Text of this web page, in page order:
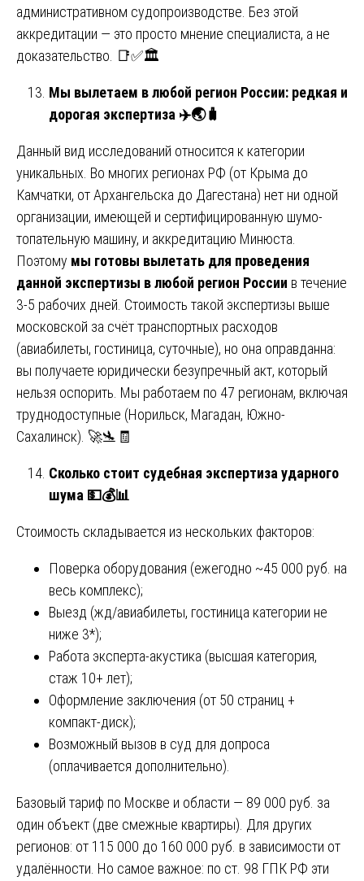
административном судопроизводстве. Без этой
аккредитации — это просто мнение специалиста, а не
доказательство. 📑✅🏛️
Мы вылетаем в любой регион России: редкая и
дорогая экспертиза ✈️🌏🧳
Данный вид исследований относится к категории
уникальных. Во многих регионах РФ (от Крыма до
Камчатки, от Архангельска до Дагестана) нет ни одной
организации, имеющей и сертифицированную шумо-
топательную машину, и аккредитацию Минюста.
Поэтому мы готовы вылетать для проведения
данной экспертизы в любой регион России в течение
3-5 рабочих дней. Стоимость такой экспертизы выше
московской за счёт транспортных расходов
(авиабилеты, гостиница, суточные), но она оправданна:
вы получаете юридически безупречный акт, который
нельзя оспорить. Мы работаем по 47 регионам, включая
труднодоступные (Норильск, Магадан, Южно-
Сахалинск). 🚀🛬🧾
Сколько стоит судебная экспертиза ударного
шума 💵💰📊
Стоимость складывается из нескольких факторов:
Поверка оборудования (ежегодно ~45 000 руб. на
весь комплекс);
Выезд (жд/авиабилеты, гостиница категории не
ниже 3*);
Работа эксперта-акустика (высшая категория,
стаж 10+ лет);
Оформление заключения (от 50 страниц +
компакт-диск);
Возможный вызов в суд для допроса
(оплачивается дополнительно).
Базовый тариф по Москве и области — 89 000 руб. за
один объект (две смежные квартиры). Для других
регионов: от 115 000 до 160 000 руб. в зависимости от
удалённости. Но самое важное: по ст. 98 ГПК РФ эти